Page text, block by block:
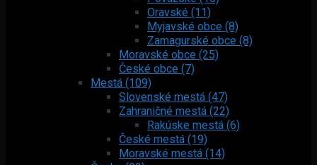
Oravské (11)
Myjavské obce (8)
Zamagurské obce (8)
Moravské obce (25)
České obce (7)
Mestá (109)
Slovenské mestá (47)
Zahraničné mestá (22)
Rakúske mestá (6)
České mestá (19)
Moravské mestá (14)